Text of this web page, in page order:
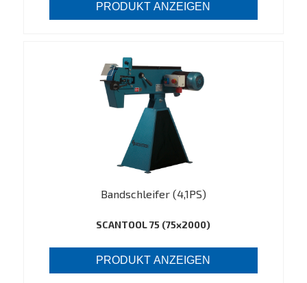
PRODUKT ANZEIGEN
Bandschleifer (4,1PS)
SCANTOOL 75 (75x2000)
PRODUKT ANZEIGEN